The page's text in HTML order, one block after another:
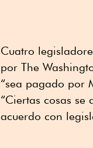
Cuatro
por The
“sea pagado por
“Ciertas cosas
acuerdo con